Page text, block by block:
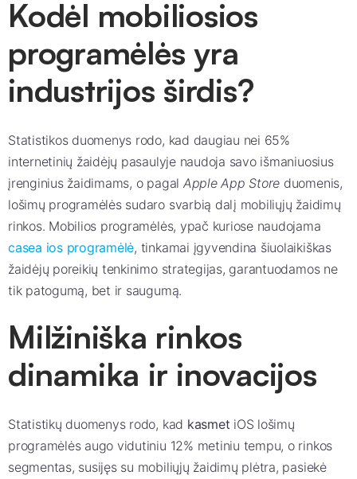
Kodėl mobiliosios
programėlės yra
industrijos širdis?
Statistikos duomenys rodo, kad daugiau nei 65%
internetinių žaidėjų pasaulyje naudoja savo išmaniuosius
įrenginius žaidimams, o pagal Apple App Store duomenis,
lošimų programėlės sudaro svarbią dalį mobiliųjų žaidimų
rinkos. Mobilios programėlės, ypač kuriose naudojama
casea ios programėlė, tinkamai įgyvendina šiuolaikiškas
žaidėjų poreikių tenkinimo strategijas, garantuodamos ne
tik patogumą, bet ir saugumą.
Milžiniška rinkos
dinamika ir inovacijos
Statistikų duomenys rodo, kad kasmet iOS lošimų
programėlės augo vidutiniu 12% metiniu tempu, o rinkos
segmentas, susijęs su mobiliųjų žaidimų plėtra, pasiekė